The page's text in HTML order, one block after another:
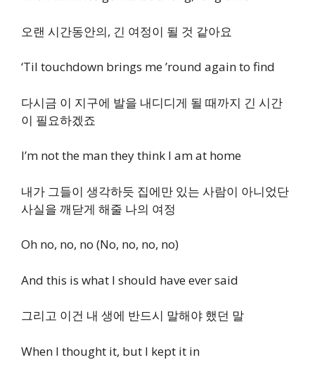
오랜 시간동안의, 긴 여정이 될 것 같아요
‘Til touchdown brings me ’round again to find
다시금 이 지구에 발을 내디디게 될 때까지 긴 시간
이 필요하겠죠
I’m not the man they think I am at home
내가 그들이 생각하듯 집에만 있는 사람이 아니었단
사실을 깨닫게 해줄 나의 여정
Oh no, no, no (No, no, no, no)
And this is what I should have ever said
그리고 이건 내 생에 반드시 말해야 했던 말
When I thought it, but I kept it in